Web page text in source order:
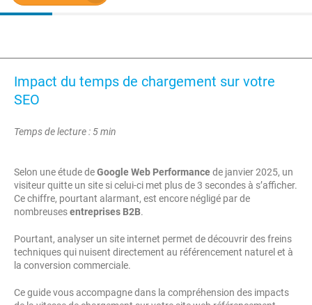
Impact du temps de chargement sur votre
SEO
Temps de lecture : 5 min
Selon une étude deGoogle Web Performancede janvier 2025, un
visiteur quitte un site si celui-ci met plus de 3 secondes à s’afficher.
Ce chiffre, pourtant alarmant, est encore négligé par de
nombreusesentreprises B2B.
Pourtant, analyser un site internet permet de découvrir des freins
techniques qui nuisent directement au référencement naturel et à
la conversion commerciale.
Ce guide vous accompagne dans la compréhension des impacts